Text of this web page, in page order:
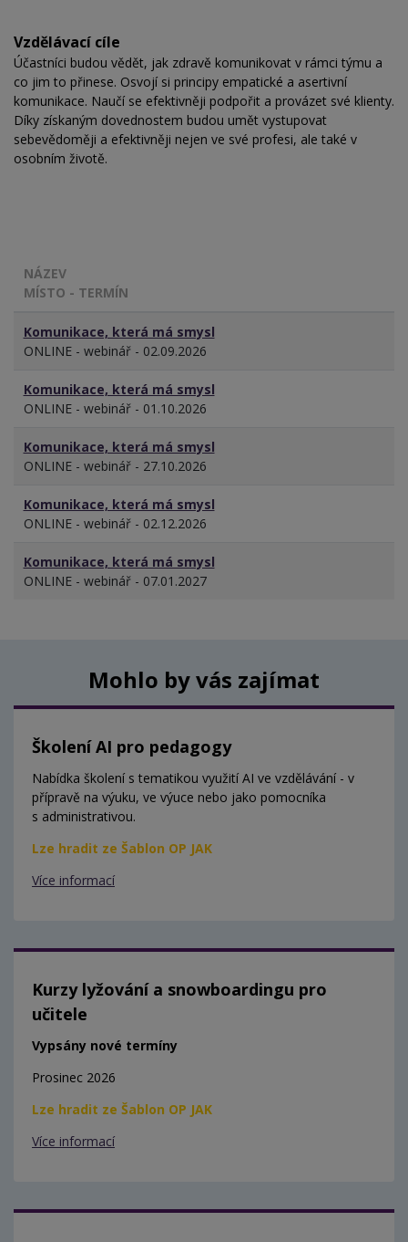
Vzdělávací cíle
Účastníci budou vědět, jak zdravě komunikovat v rámci týmu a
co jim to přinese. Osvojí si principy empatické a asertivní
komunikace. Naučí se efektivněji podpořit a provázet své klienty.
Díky získaným dovednostem budou umět vystupovat
sebevědoměji a efektivněji nejen ve své profesi, ale také v
osobním životě.
NÁZEV
MÍSTO - TERMÍN
Komunikace, která má smysl
ONLINE - webinář - 02.09.2026
Komunikace, která má smysl
ONLINE - webinář - 01.10.2026
Komunikace, která má smysl
ONLINE - webinář - 27.10.2026
Komunikace, která má smysl
ONLINE - webinář - 02.12.2026
Komunikace, která má smysl
ONLINE - webinář - 07.01.2027
Mohlo by vás zajímat
Školení AI pro pedagogy
Nabídka školení s tematikou využití AI ve vzdělávání - v
přípravě na výuku, ve výuce nebo jako pomocníka
s administrativou.
Lze hradit ze Šablon OP JAK
Více informací
Kurzy lyžování a snowboardingu pro
učitele
Vypsány nové termíny
Prosinec 2026
Lze hradit ze Šablon OP JAK
Více informací